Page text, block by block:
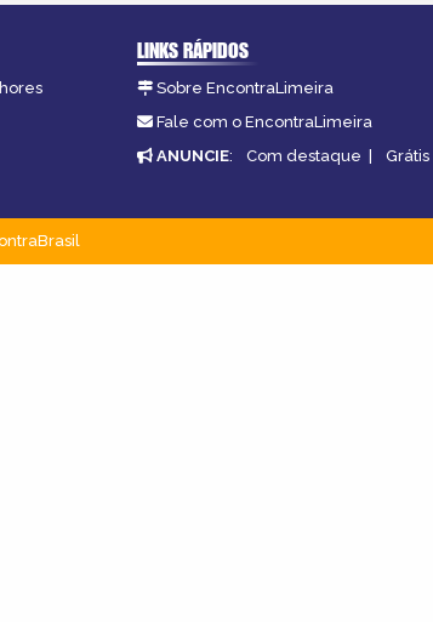
LINKS RÁPIDOS
Sobre EncontraLimeira
Fale com o EncontraLimeira
ANUNCIE: Com destaque | Grátis